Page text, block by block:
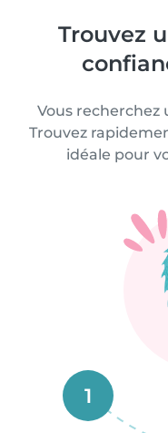
Trouvez
Vous recherchez
Trouvez
idéale pour
1